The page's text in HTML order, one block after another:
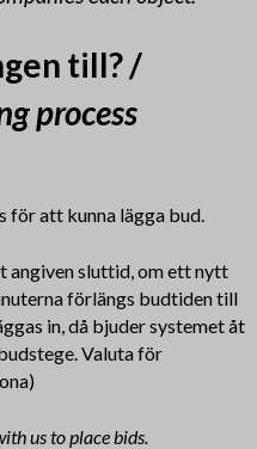
till? /
process
för att kunna lägga bud.
angiven sluttid, om ett nytt
förlängs budtiden till
in, då bjuder systemet åt
Valuta för
us to place bids.